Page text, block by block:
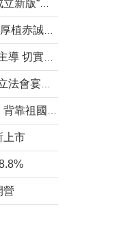
上市
營